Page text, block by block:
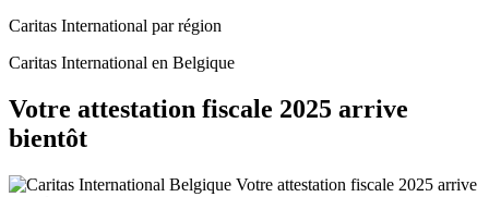
Caritas International par région
Caritas International en Belgique
Votre attestation fiscale 2025 arrive
bientôt